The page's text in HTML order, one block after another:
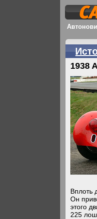
1938
Вплоть
Он
этого
225